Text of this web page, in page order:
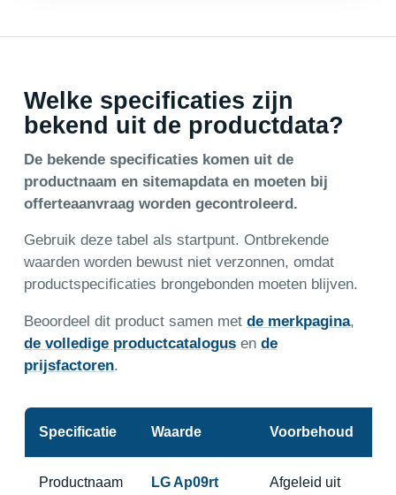
Welke specificaties zijn
bekend uit de productdata?
De bekende specificaties komen uit de
productnaam en sitemapdata en moeten bij
offerteaanvraag worden gecontroleerd.
Gebruik deze tabel als startpunt. Ontbrekende
waarden worden bewust niet verzonnen, omdat
productspecificaties brongebonden moeten blijven.
Beoordeel dit product samen met de merkpagina,
de volledige productcatalogusen de
prijsfactoren.
Specificatie Waarde Voorbehoud
Productnaam
LG Ap09rt
Afgeleid uit